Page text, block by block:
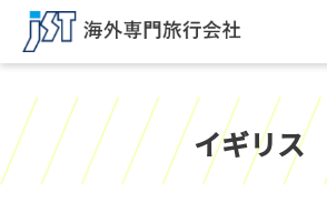
イギリス